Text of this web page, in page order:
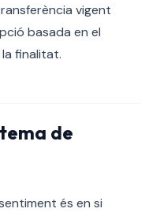
vigent
basada en el
finalitat.
de
és en si